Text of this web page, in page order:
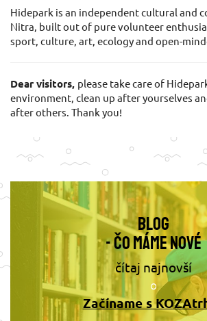
Hidepark is an independent cultural and
Nitra, built out of pure volunteer
sport, culture, art, ecology and open-
Dear visitors, please take care of
environment, clean up after yourselves
after others. Thank you!
BLOG
- Čo máme nové
čítaj najnovší
Začíname s